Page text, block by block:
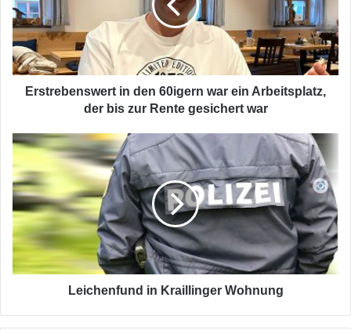
war
ein
Arbeitsplatz,
der
bis
war
Erstrebenswert in den 60igern war ein Arbeitsplatz,
der bis zur Rente gesichert war
Leichenfund
Kraillinger
Wohnung
Leichenfund in Kraillinger Wohnung